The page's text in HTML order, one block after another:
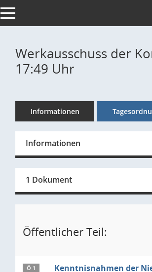
Toggle navigation
Werkausschuss der
17:49 Uhr
Informationen
Informationen
1 Dokument
Öffentlicher Teil:
Ö 1 Kenntnisnahmen der